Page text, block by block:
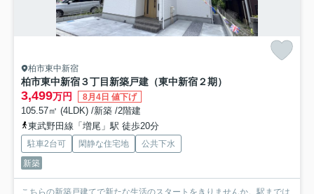
柏市東中新宿
柏市東中新宿３丁目新築戸建（東中新宿２期）
3,499万円 8月4日 値下げ
105.57㎡ (4LDK) /新築 /2階建
東武野田線「増尾」駅 徒歩20分
駐車2台可 閑静な住宅地
公共下水
新築